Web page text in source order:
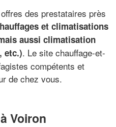
des prestataires près
et climatisations
aussi climatisation
etc.). Le site chauffage-et-
compétents et
de chez vous.
Voiron